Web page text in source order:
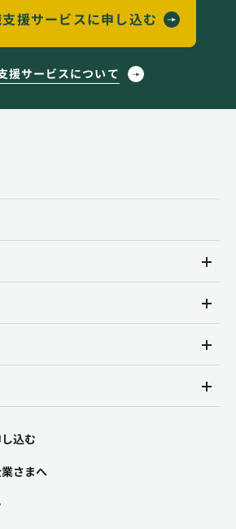
援サービスに申し込む
援サービスについて
込む
さまへ